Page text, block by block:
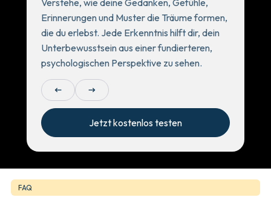
Erinnerungen und Muster die Träume formen,
die du erlebst. Jede Erkenntnis hilft dir, dein
Unterbewusstsein aus einer fundierteren,
psychologischen Perspektive zu sehen.
arrow_left_alt arrow_right_alt
Jetzt kostenlos testen
FAQ